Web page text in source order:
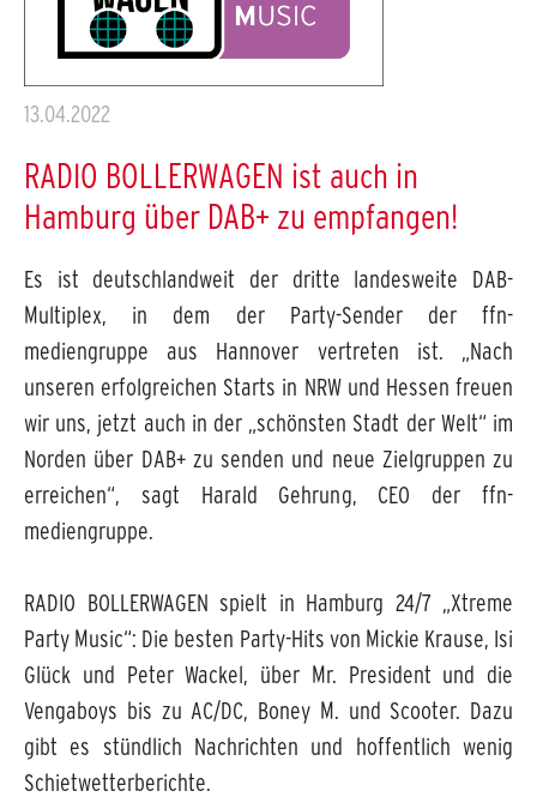
13.04.2022
RADIO BOLLERWAGEN ist auch in
Hamburg über DAB+ zu empfangen!
Es ist deutschlandweit der dritte landesweite DAB-
Multiplex, in dem der Party-Sender der ffn-
mediengruppe aus Hannover vertreten ist. „Nach
unseren erfolgreichen Starts in NRW und Hessen freuen
wir uns, jetzt auch in der „schönsten Stadt der Welt“ im
Norden über DAB+ zu senden und neue Zielgruppen zu
erreichen“, sagt Harald Gehrung, CEO der ffn-
mediengruppe.
RADIO BOLLERWAGEN spielt in Hamburg 24/7 „Xtreme
Party Music“: Die besten Party-Hits von Mickie Krause, Isi
Glück und Peter Wackel, über Mr. President und die
Vengaboys bis zu AC/DC, Boney M. und Scooter. Dazu
gibt es stündlich Nachrichten und hoffentlich wenig
Schietwetterberichte.